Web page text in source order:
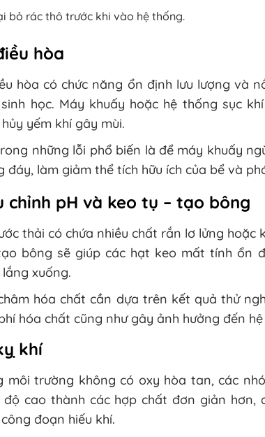
bỏ rác thô trước khi vào hệ thống.
hòa
hòa có chức năng ổn định lưu lượng và
học. Máy khuấy hoặc hệ thống sục
yếm khí gây mùi.
những lỗi phổ biến là để máy khuấy
đáy, làm giảm thể tích hữu ích của bể và
chỉnh pH và keo tụ – tạo bông
thải có chứa nhiều chất rắn lơ lửng
bông sẽ giúp các hạt keo mất tính ổn
xuống.
hóa chất cần dựa trên kết quả thử
hóa chất cũng như gây ảnh hưởng đến
khí
môi trường không có oxy hòa tan, các
độ cao thành các hợp chất đơn giản
đoạn hiếu khí.